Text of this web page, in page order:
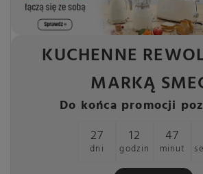
KUCHENNE
MARKĄ
Do końca promocji
27
dni
12
godzin
47
minut